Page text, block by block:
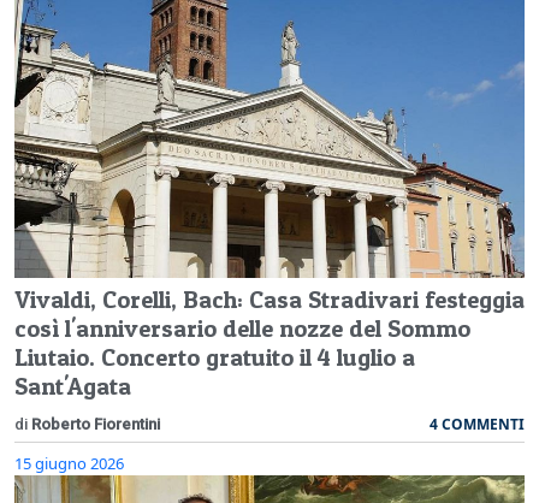
Vivaldi, Corelli, Bach: Casa Stradivari festeggia
così l'anniversario delle nozze del Sommo
Liutaio. Concerto gratuito il 4 luglio a
Sant'Agata
di Roberto Fiorentini 4 COMMENTI
15 giugno 2026